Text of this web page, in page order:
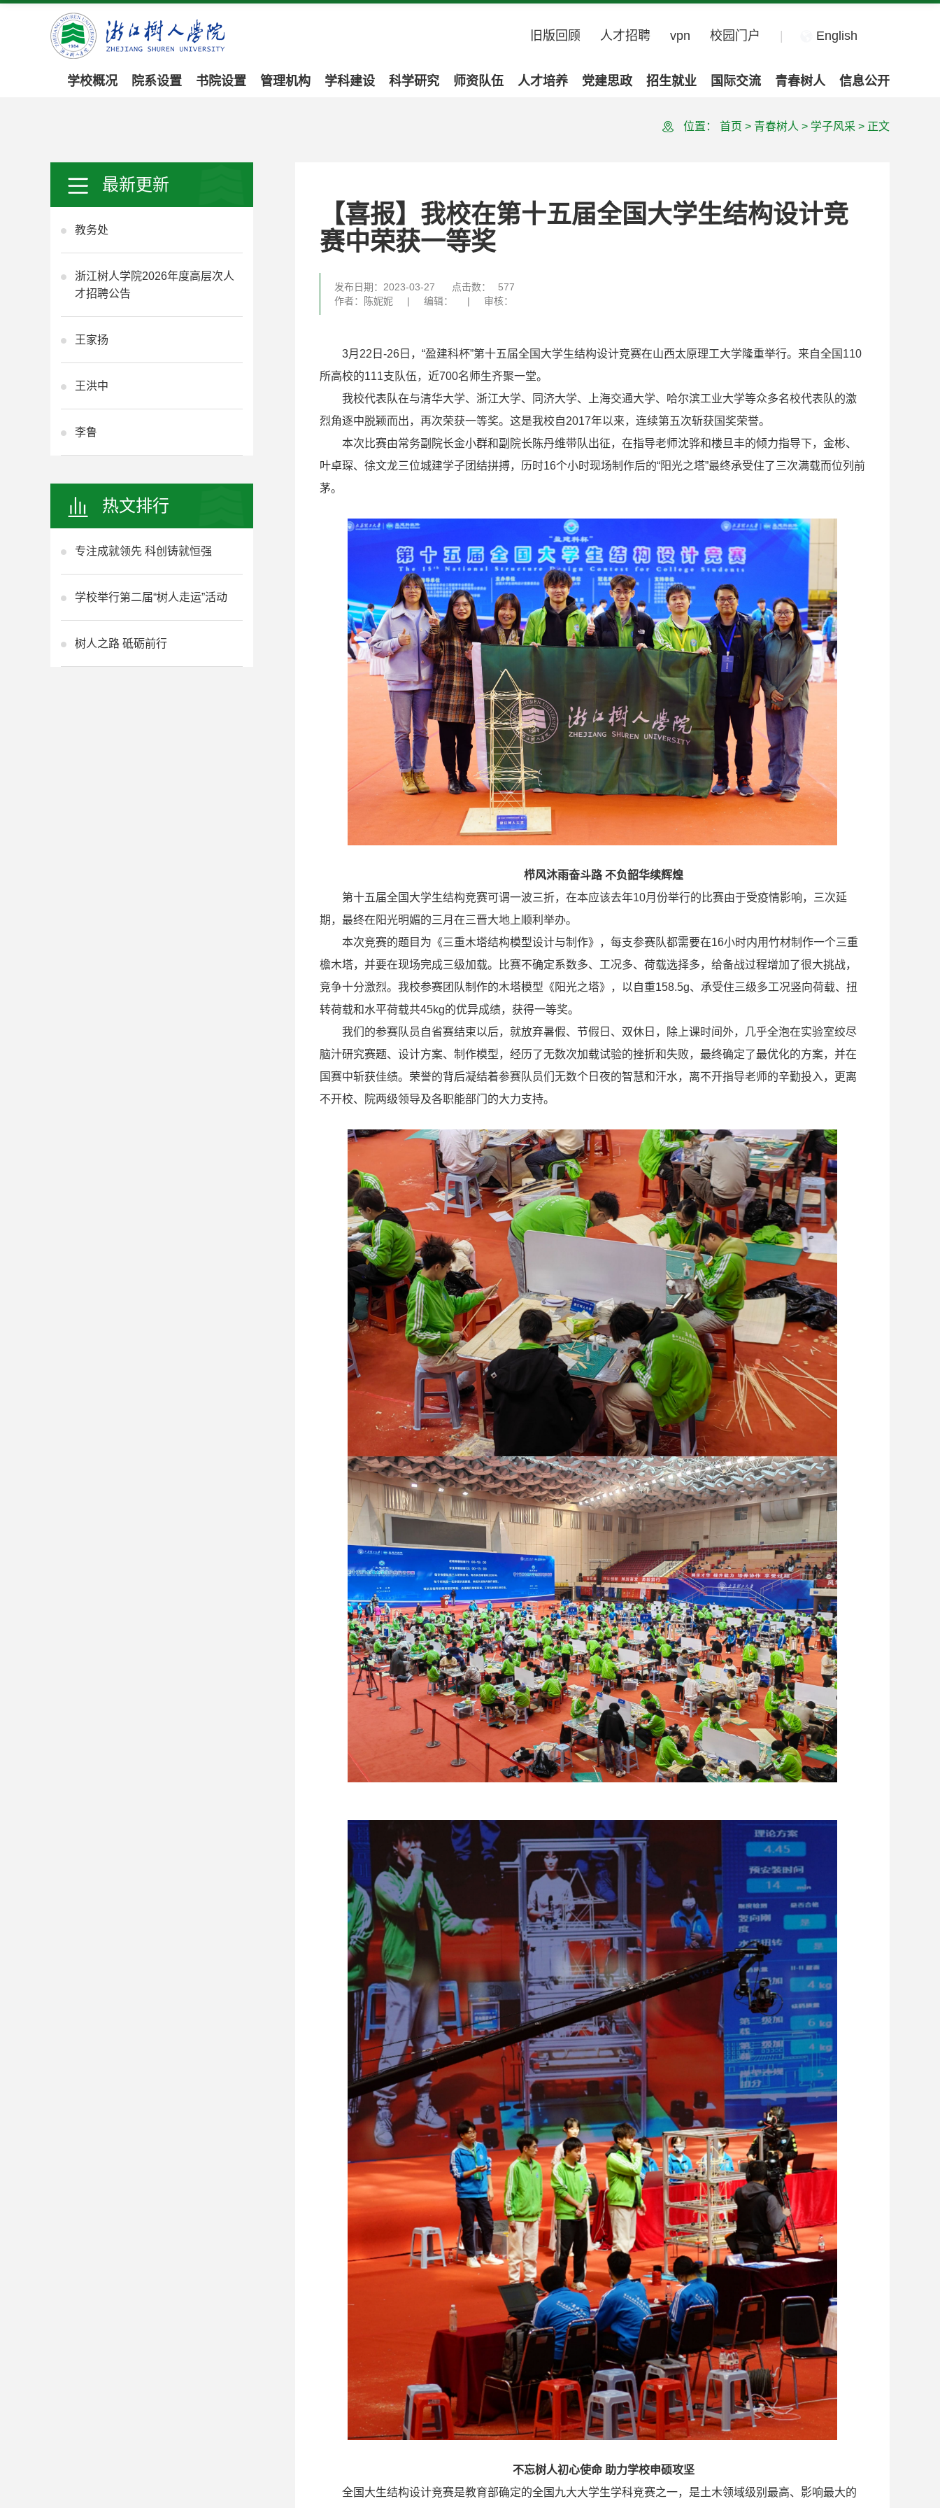
旧版回顾 人才招聘 vpn 校园门户 English
学校概况 院系设置 书院设置 管理机构 学科建设 科学研究 师资队伍 人才培养 党建思政 招生就业 国际交流 青春树人 信息公开
位置： 首页 > 青春树人 > 学子风采 > 正文
【喜报】我校在第十五届全国大学生结构设计竞
赛中荣获一等奖
发布日期：2023-03-27 点击数：
577
作者：陈妮妮
| 编辑： | 审核：
3月22日-26日，“盈建科杯”第十五届全国大学生结构设计竞赛在山西太原理工大学隆重举行。来自全国110
所高校的111支队伍，近700名师生齐聚一堂。
我校代表队在与清华大学、浙江大学、同济大学、上海交通大学、哈尔滨工业大学等众多名校代表队的激
烈角逐中脱颖而出，再次荣获一等奖。这是我校自2017年以来，连续第五次斩获国奖荣誉。
本次比赛由常务副院长金小群和副院长陈丹维带队出征，在指导老师沈骅和楼旦丰的倾力指导下，金彬、
叶卓琛、徐文龙三位城建学子团结拼搏，历时16个小时现场制作后的“阳光之塔”最终承受住了三次满载而位列前
茅。
栉风沐雨奋斗路 不负韶华续辉煌
第十五届全国大学生结构竞赛可谓一波三折，在本应该去年10月份举行的比赛由于受疫情影响，三次延
期，最终在阳光明媚的三月在三晋大地上顺利举办。
本次竞赛的题目为《三重木塔结构模型设计与制作》，每支参赛队都需要在16小时内用竹材制作一个三重
檐木塔，并要在现场完成三级加载。比赛不确定系数多、工况多、荷载选择多，给备战过程增加了很大挑战，
竞争十分激烈。我校参赛团队制作的木塔模型《阳光之塔》，以自重158.5g、承受住三级多工况竖向荷载、扭
转荷载和水平荷载共45kg的优异成绩，获得一等奖。
我们的参赛队员自省赛结束以后，就放弃暑假、节假日、双休日，除上课时间外，几乎全泡在实验室绞尽
脑汁研究赛题、设计方案、制作模型，经历了无数次加载试验的挫折和失败，最终确定了最优化的方案，并在
国赛中斩获佳绩。荣誉的背后凝结着参赛队员们无数个日夜的智慧和汗水，离不开指导老师的辛勤投入，更离
不开校、院两级领导及各职能部门的大力支持。
不忘树人初心使命 助力学校申硕攻坚
全国大生结构设计竞赛是教育部确定的全国九大大学生学科竞赛之一，是土木领域级别最高、影响最大的
最新更新
教务处
浙江树人学院2026年度高层次人
才招聘公告
王家扬
王洪中
李鲁
热文排行
专注成就领先 科创铸就恒强
学校举行第二届“树人走运”活动
树人之路 砥砺前行